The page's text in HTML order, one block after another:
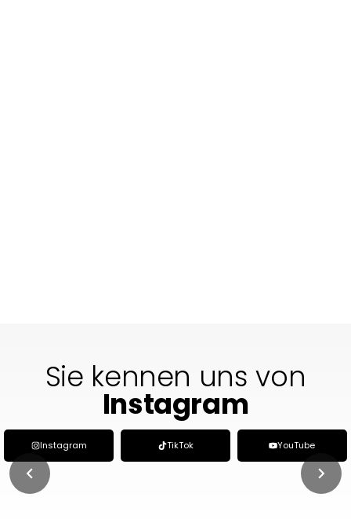
Sie kennen uns von
Instagram
Instagram TikTok YouTube